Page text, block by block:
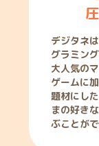
デジタネ
グラミン
大人気の
ゲームに
題材にし
まの好き
ぶことがで